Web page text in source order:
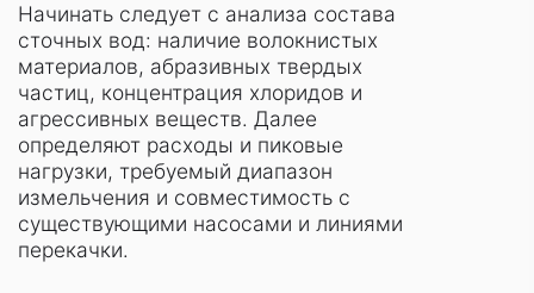
Начинать следует с анализа состава
сточных вод: наличие волокнистых
материалов, абразивных твердых
частиц, концентрация хлоридов и
агрессивных веществ. Далее
определяют расходы и пиковые
нагрузки, требуемый диапазон
измельчения и совместимость с
существующими насосами и линиями
перекачки.